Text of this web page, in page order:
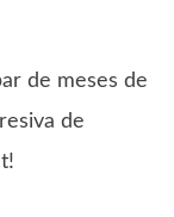
de meses de
de